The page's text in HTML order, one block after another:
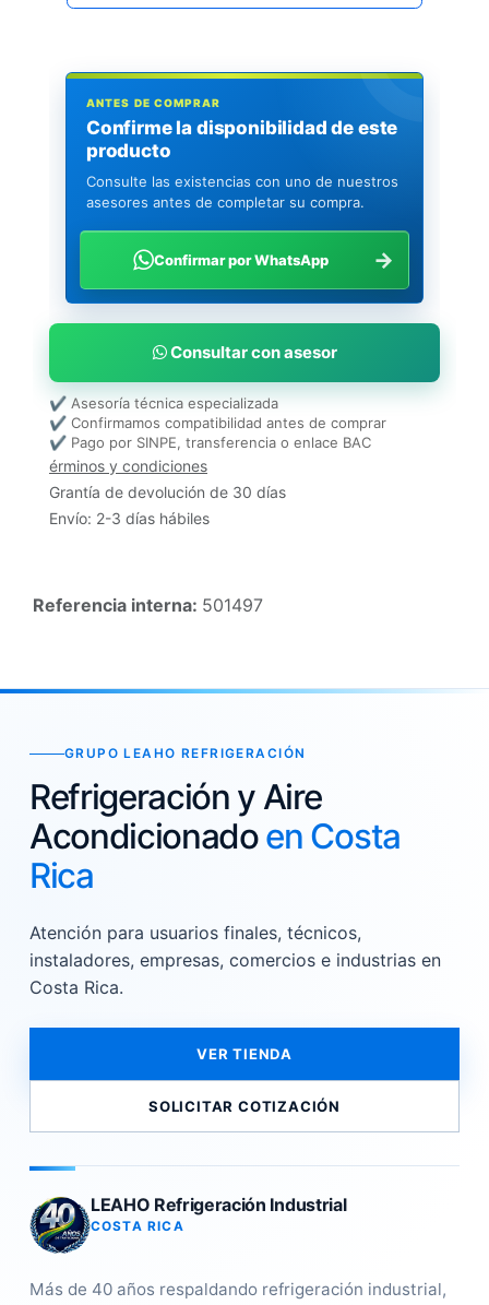
ANTES DE COMPRAR
Confirme la disponibilidad de este
producto
Consulte las existencias con uno de nuestros
asesores antes de completar su compra.
Confirmar por WhatsApp →
Consultar con asesor
✔ Asesoría técnica especializada
✔ Confirmamos compatibilidad antes de comprar
✔ Pago por SINPE, transferencia o enlace BAC
érminos y condiciones
Grantía de devolución de 30 días
Envío: 2-3 días hábiles
Referencia interna: 501497
GRUPO LEAHO REFRIGERACIÓN
Refrigeración y Aire
Acondicionadoen Costa
Rica
Atención para usuarios finales, técnicos,
instaladores, empresas, comercios e industrias en
Costa Rica.
VER TIENDA
SOLICITAR COTIZACIÓN
LEAHO Refrigeración Industrial
COSTA RICA
Más de 40 años respaldando refrigeración industrial,